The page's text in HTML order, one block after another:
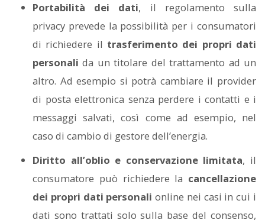
Portabilità dei dati, il regolamento sulla
privacy prevede la possibilità per i consumatori
di richiedere il trasferimento dei propri dati
personali da un titolare del trattamento ad un
altro. Ad esempio si potrà cambiare il provider
di posta elettronica senza perdere i contatti e i
messaggi salvati, così come ad esempio, nel
caso di cambio di gestore dell’energia.
Diritto all’oblio e conservazione limitata, il
consumatore può richiedere la cancellazione
dei propri dati personali online nei casi in cui i
dati sono trattati solo sulla base del consenso,